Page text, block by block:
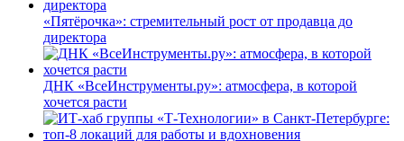
«Пятёрочка»: стремительный рост от продавца до
директора
ДНК «ВсеИнструменты.ру»: атмосфера, в которой
хочется расти